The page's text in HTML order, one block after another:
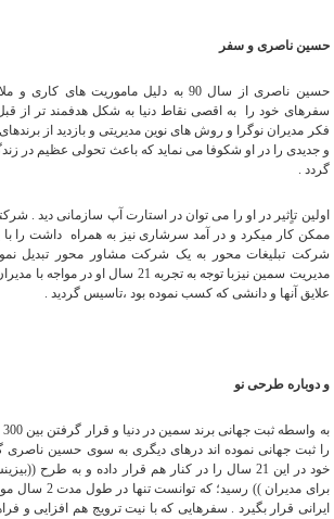
حسین ناصری و سفر
حسین ناصری از سال 90 به دلیل ماموریت های
سفرهای خود را به اقصی نقاط دنیا به شکل هدفمند تر از
فکر مدیران نوگرا و روش های نوین مدیریتی و بازدید از
و جدیدی را در او شکوفا می نماید که باعث تحولی عظیم در
گردد .
ممکن کار میکرد و در آمد سرشاری نیز به همراه داشت را با
شرکت تبلیغات محور به یک شرکت مشاور محور تبدیل
مدیریت سمین نیزبا توجه به تجربه 21 سال
علایق آنها و دانشی که کسب نموده بود ،تاسیس گردید .
و دوباره طرحی نو
را ثبت جهانی نموده اند درهای دیگری به سوی حسین
خود در این 21 سال را در کنار هم قرار داده و به
برای مدیران ))
ایرانی قرار بگیرد . سفرهایی که با نیت ترویج هم افزایی و